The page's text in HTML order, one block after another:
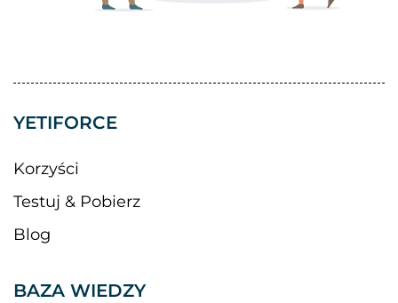
YETIFORCE
Korzyści
Testuj & Pobierz
Blog
BAZA WIEDZY